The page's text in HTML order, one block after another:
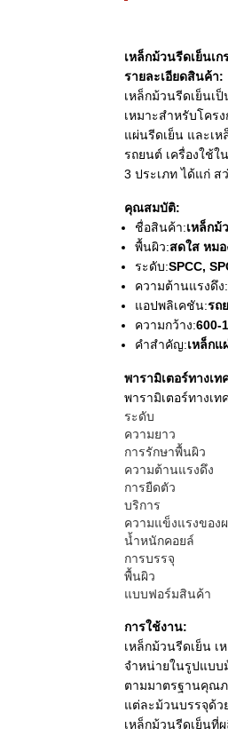
เหล็กม้วนรีดเย็นเ
รายละเอียดสินค้า:
เหล็กม้วนรีดเย็นเ
เหมาะสำหรับโคร
แผ่นรีดเย็น และเ
รถยนต์ เครื่องใช้
3 ประเภท ได้แก่ ส
คุณสมบัติ:
ชื่อสินค้า:เหล็กม้
พื้นผิว:สดใส หม
ระดับ:SPCC,
ความต้านแรงดึง:
แอปพลิเคชัน:รถ
ความกว้าง:600-
คำสำคัญ:เหล็กแ
พารามิเตอร์ทางเท
พารามิเตอร์ทางเท
ระดับ
ความยาว
การรักษาพื้นผิว
ความต้านแรงดึง
การยืดตัว
บริการ
ความแข็งแรงของ
น้ำหนักคอยล์
การบรรจุ
พื้นผิว
แบบฟอร์มสินค้า
การใช้งาน:
เหล็กม้วนรีดเย็น
จำหน่ายในรูปแบบ
ตามมาตรฐานคุณภ
แต่ละม้วนบรรจุด้
เหล็กม้วนรีดเย็นที่